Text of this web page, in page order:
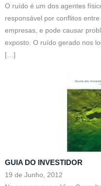
O ruído é um dos agentes
responsável por conflitos
empresas, e pode causar
exposto. O ruído gerado nos
[…]
GUIA DO INVESTIDOR
19 de Junho, 2012